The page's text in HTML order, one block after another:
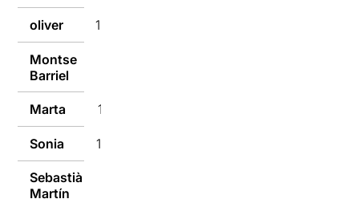
oliver 10/01/2017
Montse
Barriel
Marta 10/01/2017
Sonia 10/01/2017
Sebastià
Martín